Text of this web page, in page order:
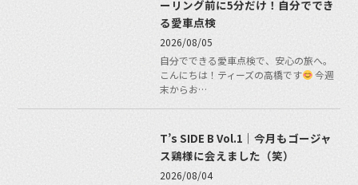
ーリング前に5分だけ！自分ででき
る愛車点検
2026/08/05
自分でできる愛車点検で、安心の旅へ。
こんにちは！ティーズの高橋です
今週
末からお…
T’s SIDE B Vol.1｜今月もゴージャ
ス鶏様に会えました（笑）
2026/08/04